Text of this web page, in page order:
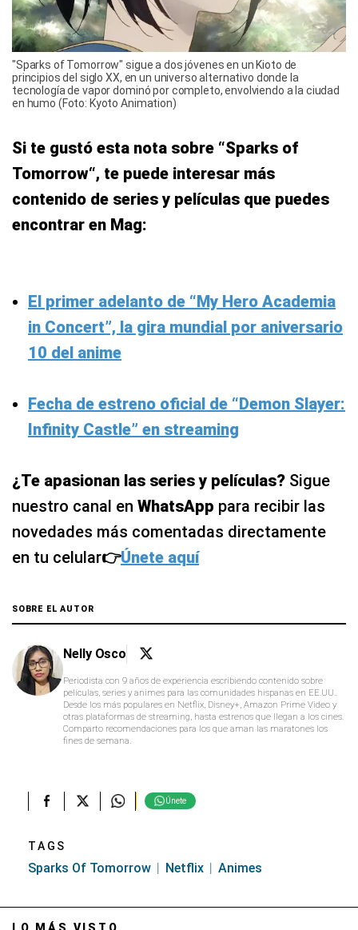
"Sparks of Tomorrow" sigue a dos jóvenes en un Kioto de
principios del siglo XX, en un universo alternativo donde la
tecnología de vapor dominó por completo, envolviendo a la ciudad
en humo (Foto: Kyoto Animation)
Si te gustó esta nota sobre “Sparks of
Tomorrow“, te puede interesar más
contenido de series y películas que puedes
encontrar en Mag:
El primer adelanto de “My Hero Academia
in Concert”, la gira mundial por aniversario
10 del anime
Fecha de estreno oficial de “Demon Slayer:
Infinity Castle” en streaming
¿Te apasionan las series y películas? Sigue
nuestro canal en WhatsApp para recibir las
novedades más comentadas directamente
en tu celular👉Únete aquí
SOBRE EL AUTOR
Nelly Osco
Periodista con 9 años de experiencia escribiendo contenido sobre
películas, series y animes para las comunidades hispanas en EE.UU..
Desde los más populares en Netflix, Disney+, Amazon Prime Video y
otras plataformas de streaming, hasta estrenos que llegan a los cines.
Comparto recomendaciones para los que aman las maratones los
fines de semana.
Únete
TAGS
Sparks Of Tomorrow Netflix Animes
LO MÁS VISTO